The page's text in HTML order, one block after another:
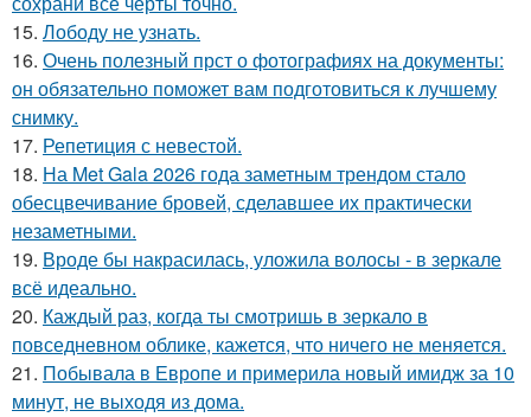
15. Лободу не узнать.
16. Очень полезный прст о фотографиях на документы:
он обязательно поможет вам подготовиться к лучшему
снимку.
17. Репетиция с невестой.
18. На Met Gala 2026 года заметным трендом стало
обесцвечивание бровей, сделавшее их практически
незаметными.
19. Вроде бы накрасилась, уложила волосы - в зеркале
всё идеально.
20. Каждый раз, когда ты смотришь в зеркало в
повседневном облике, кажется, что ничего не меняется.
21. Побывала в Европе и примерила новый имидж за 10
минут, не выходя из дома.